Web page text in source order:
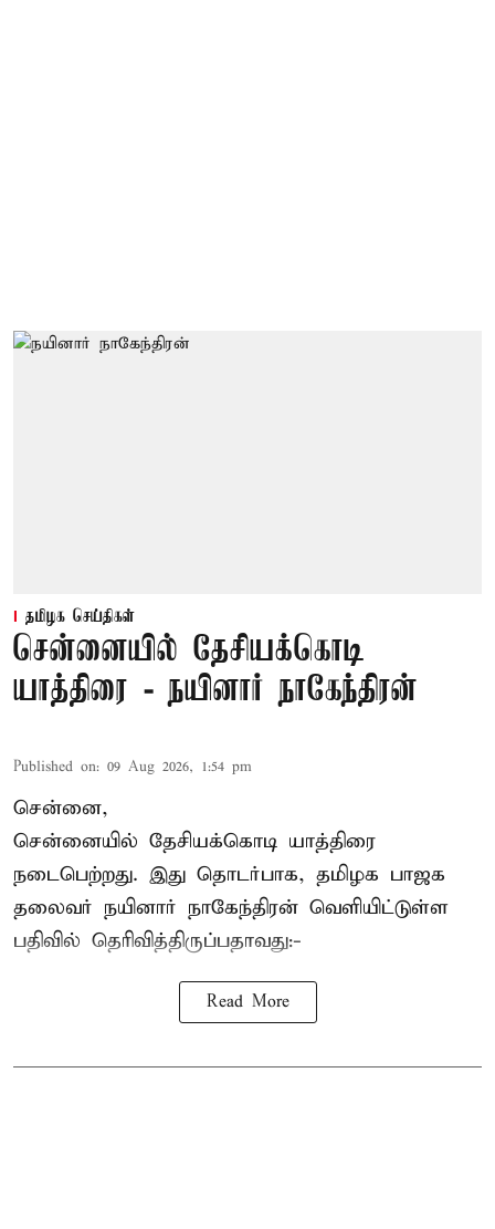
தமிழக செய்திகள்
சென்னையில் தேசியக்கொடி
யாத்திரை - நயினார் நாகேந்திரன்
Published on: 09 Aug 2026, 1:54 pm
சென்னை,
சென்னையில் தேசியக்கொடி யாத்திரை
நடைபெற்றது. இது தொடர்பாக, தமிழக பாஜக
தலைவர் நயினார் நாகேந்திரன் வெளியிட்டுள்ள
பதிவில் தெரிவித்திருப்பதாவது:-
Read More